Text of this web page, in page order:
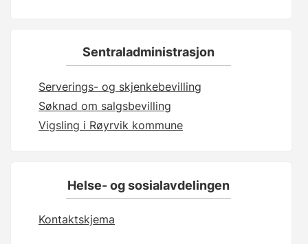
Sentraladministrasjon
Serverings- og skjenkebevilling
Søknad om salgsbevilling
Vigsling i Røyrvik kommune
Helse- og sosialavdelingen
Kontaktskjema